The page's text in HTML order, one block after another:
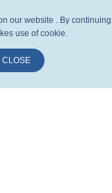
our website . By continuing
use of cookie.
CLOSE